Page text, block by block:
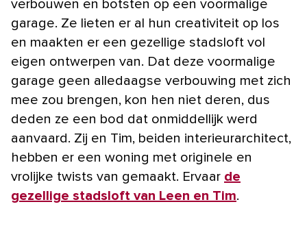
verbouwen en botsten op een voormalige
garage. Ze lieten er al hun creativiteit op los
en maakten er een gezellige stadsloft vol
eigen ontwerpen van. Dat deze voormalige
garage geen alledaagse verbouwing met zich
mee zou brengen, kon hen niet deren, dus
deden ze een bod dat onmiddellijk werd
aanvaard. Zij en Tim, beiden interieurarchitect,
hebben er een woning met originele en
vrolijke twists van gemaakt. Ervaar de
gezellige stadsloft van Leen en Tim.